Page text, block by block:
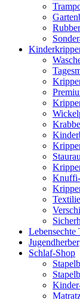
Lebensechte
Schlaf-Shop